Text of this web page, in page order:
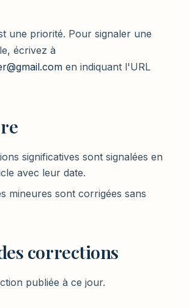
une priorité. Pour signaler une
écrivez à
en indiquant l'URL
significatives sont signalées en
avec leur date.
mineures sont corrigées sans
corrections
publiée à ce jour.